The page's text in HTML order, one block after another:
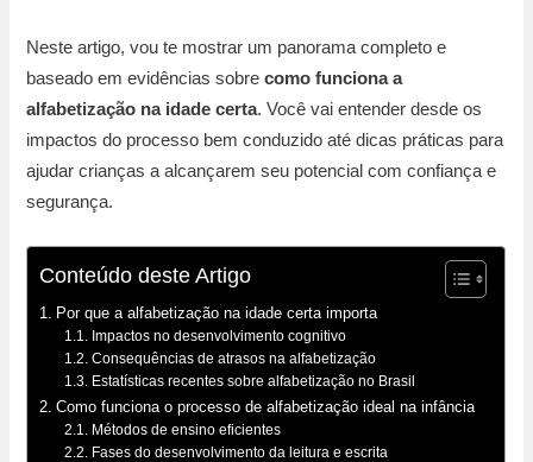
Neste artigo, vou te mostrar um panorama completo e
baseado em evidências sobrecomo funciona a
alfabetização na idade certa. Você vai entender desde os
impactos do processo bem conduzido até dicas práticas para
ajudar crianças a alcançarem seu potencial com confiança e
segurança.
Conteúdo deste Artigo
Por que a alfabetização na idade certa importa
Impactos no desenvolvimento cognitivo
Consequências de atrasos na alfabetização
Estatísticas recentes sobre alfabetização no Brasil
Como funciona o processo de alfabetização ideal na infância
Métodos de ensino eficientes
Fases do desenvolvimento da leitura e escrita